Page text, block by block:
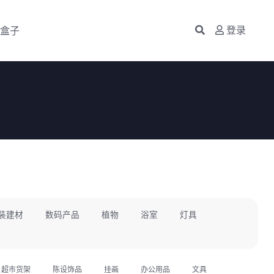
子 登录
建材 数码产品 植物 浴室 灯具
超市货架 陈设饰品 挂画 办公用品 文具